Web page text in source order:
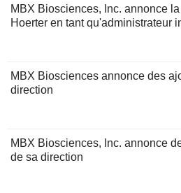
MBX Biosciences, Inc. annonce
Hoerter en tant qu'administrateur
MBX Biosciences annonce des
direction
MBX Biosciences, Inc. annonce
de sa direction